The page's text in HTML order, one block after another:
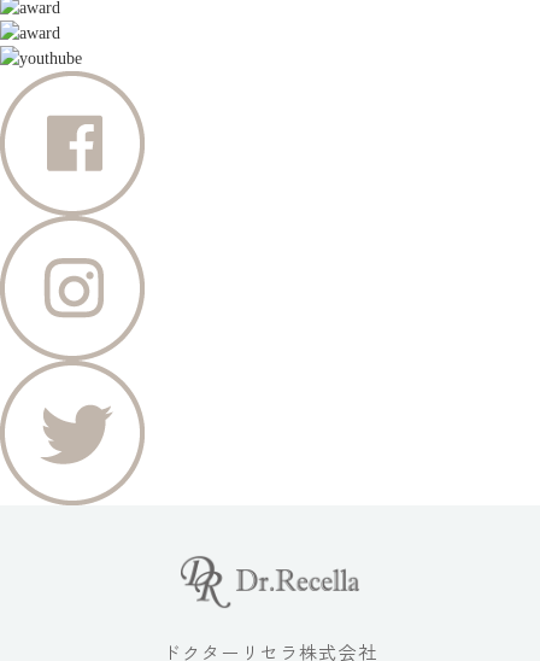
ドクターリセラ株式会社